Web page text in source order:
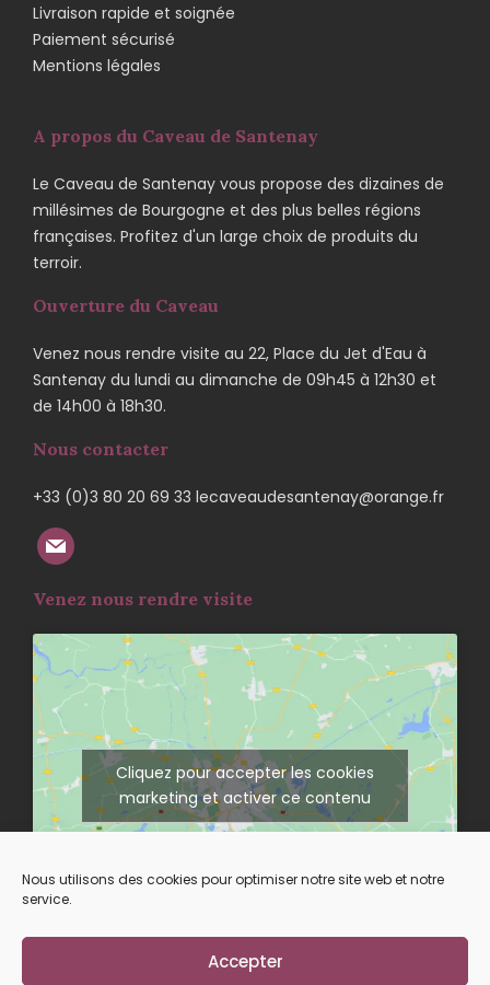
Nous utilisons des cookies pour optimiser notre site web et notre
service.
Accepter
Livraison rapide et soignée
Paiement sécurisé
Mentions légales
A propos du Caveau de Santenay
Le Caveau de Santenay vous propose des dizaines de
millésimes de Bourgogne et des plus belles régions
françaises. Profitez d'un large choix de produits du
terroir.
Ouverture du Caveau
Venez nous rendre visite au 22, Place du Jet d'Eau à
Santenay du lundi au dimanche de 09h45 à 12h30 et
de 14h00 à 18h30.
Nous contacter
+33 (0)3 80 20 69 33 lecaveaudesantenay@orange.fr
Venez nous rendre visite
Cliquez pour accepter les cookies
marketing et activer ce contenu